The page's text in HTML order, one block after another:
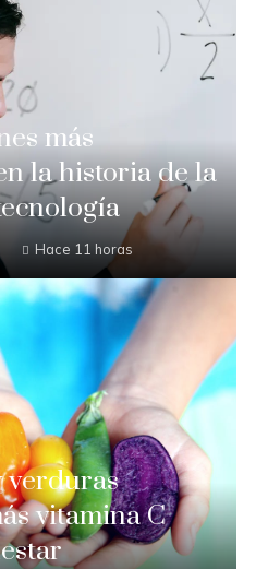
más
la historia de la
Hace 11 horas
verduras
vitamina C